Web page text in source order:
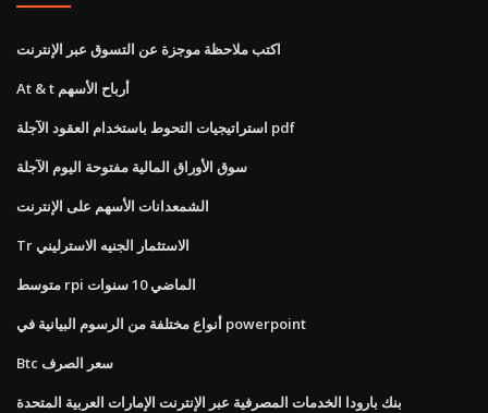
اكتب ملاحظة موجزة عن التسوق عبر الإنترنت
At & t أرباح الأسهم
استراتيجيات التحوط باستخدام العقود الآجلة pdf
سوق الأوراق المالية مفتوحة اليوم الآجلة
الشمعدانات الأسهم على الإنترنت
Tr الاستثمار الجنيه الاسترليني
متوسط ​​rpi الماضي 10 سنوات
أنواع مختلفة من الرسوم البيانية في powerpoint
Btc سعر الصرف
بنك بارودا الخدمات المصرفية عبر الإنترنت الإمارات العربية المتحدة